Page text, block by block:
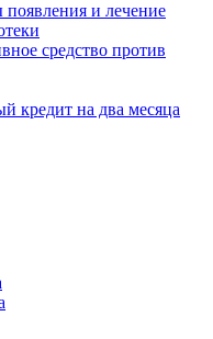
и лечение
средство против
кредит на два месяца